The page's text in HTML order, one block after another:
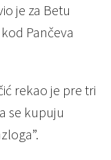
je za Betu
Pančeva
rekao je pre tri
se kupuju